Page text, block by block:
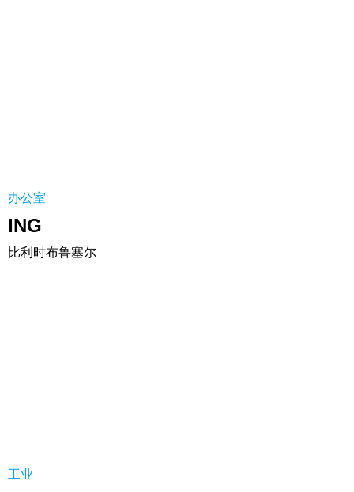
办公室
ING
比利时布鲁塞尔
工业